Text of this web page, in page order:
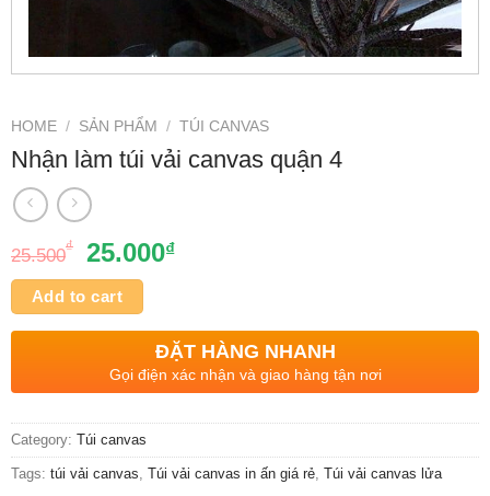
HOME / SẢN PHẨM / TÚI CANVAS
Nhận làm túi vải canvas quận 4
25.500₫ 25.000₫
Add to cart
ĐẶT HÀNG NHANH
Gọi điện xác nhận và giao hàng tận nơi
Category: Túi canvas
Tags: túi vải canvas, Túi vải canvas in ấn giá rẻ, Túi vải canvas lửa